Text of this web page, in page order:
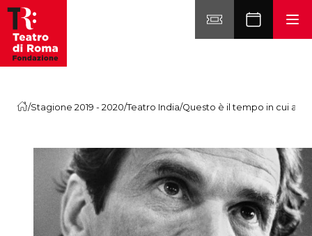
Vai al contenuto
/Stagione 2019 - 2020/Teatro India/Questo è il tempo in cui